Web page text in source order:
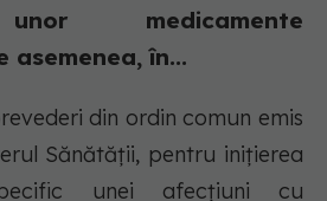
medicamente
asemenea, în...
din ordin comun emis
Sănătății, pentru inițierea
unei afecțiuni cu